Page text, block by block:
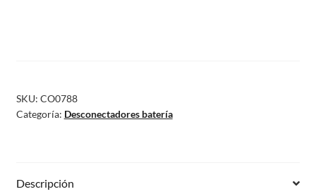
SKU: CO0788
Categoría: Desconectadores batería
Descripción